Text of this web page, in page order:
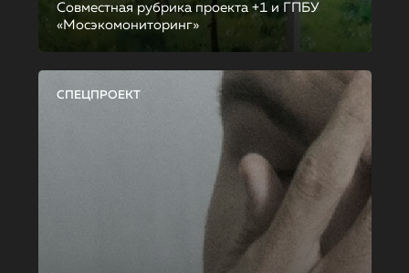
Совместная рубрика проекта +1 и ГПБУ
«Мосэкомониторинг»
СПЕЦПРОЕКТ